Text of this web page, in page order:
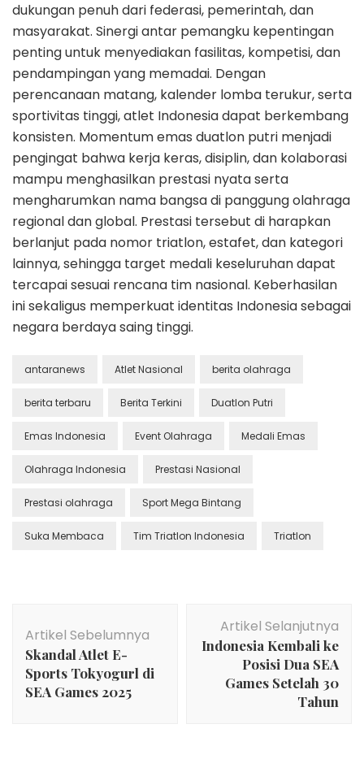
dukungan penuh dari federasi, pemerintah, dan
masyarakat. Sinergi antar pemangku kepentingan
penting untuk menyediakan fasilitas, kompetisi, dan
pendampingan yang memadai. Dengan
perencanaan matang, kalender lomba terukur, serta
sportivitas tinggi, atlet Indonesia dapat berkembang
konsisten. Momentum emas duatlon putri menjadi
pengingat bahwa kerja keras, disiplin, dan kolaborasi
mampu menghasilkan prestasi nyata serta
mengharumkan nama bangsa di panggung olahraga
regional dan global. Prestasi tersebut di harapkan
berlanjut pada nomor triatlon, estafet, dan kategori
lainnya, sehingga target medali keseluruhan dapat
tercapai sesuai rencana tim nasional. Keberhasilan
ini sekaligus memperkuat identitas Indonesia sebagai
negara berdaya saing tinggi.
antaranews Atlet Nasional berita olahraga
berita terbaru Berita Terkini Duatlon Putri
Emas Indonesia Event Olahraga Medali Emas
Olahraga Indonesia Prestasi Nasional
Prestasi olahraga Sport Mega Bintang
Suka Membaca Tim Triatlon Indonesia Triatlon
Artikel
Artikel Sebelumnya
Skandal Atlet E-
Sports Tokyogurl di
SEA Games 2025
Artikel Selanjutnya
Indonesia Kembali ke
Posisi Dua SEA
Games Setelah 30
Tahun